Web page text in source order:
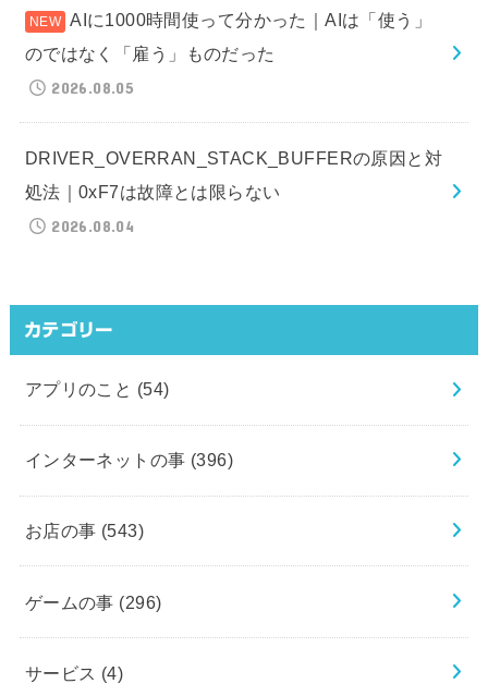
AIに1000時間使って分かった｜AIは「使う」
のではなく「雇う」ものだった
2026.08.05
DRIVER_OVERRAN_STACK_BUFFERの原因と対
処法｜0xF7は故障とは限らない
2026.08.04
カテゴリー
アプリのこと (54)
インターネットの事 (396)
お店の事 (543)
ゲームの事 (296)
サービス (4)